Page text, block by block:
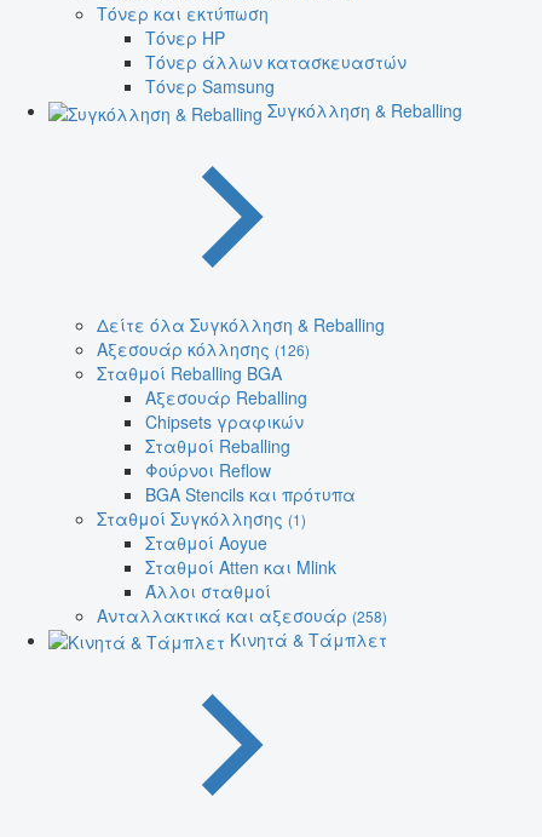
Τόνερ και εκτύπωση
Τόνερ HP
Τόνερ άλλων κατασκευαστών
Τόνερ Samsung
Συγκόλληση & Reballing
Δείτε όλα Συγκόλληση & Reballing
Αξεσουάρ κόλλησης (126)
Σταθμοί Reballing BGA
Αξεσουάρ Reballing
Chipsets γραφικών
Σταθμοί Reballing
Φούρνοι Reflow
BGA Stencils και πρότυπα
Σταθμοί Συγκόλλησης (1)
Σταθμοί Aoyue
Σταθμοί Atten και Mlink
Άλλοι σταθμοί
Ανταλλακτικά και αξεσουάρ (258)
Κινητά & Τάμπλετ